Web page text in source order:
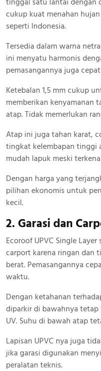
cukup kuat menahan
seperti Indonesia.
Tersedia dalam warna
ini menyatu harmonis
pemasangannya juga
Ketebalan 1,5 mm cukup
memberikan kenyamanan
atap. Tidak memerlukan
Atap ini juga tahan karat,
tingkat kelembapan tinggi
mudah lapuk meski
Dengan harga yang
pilihan ekonomis untuk
kecil.
2. Garasi dan
Ecoroof UPVC Single
carport karena ringan dan
berat. Pemasangannya
waktu.
Dengan ketahanan
diparkir di bawahnya
UV. Suhu di bawah atap
Lapisan UPVC nya juga
jika garasi digunakan
peralatan teknis.